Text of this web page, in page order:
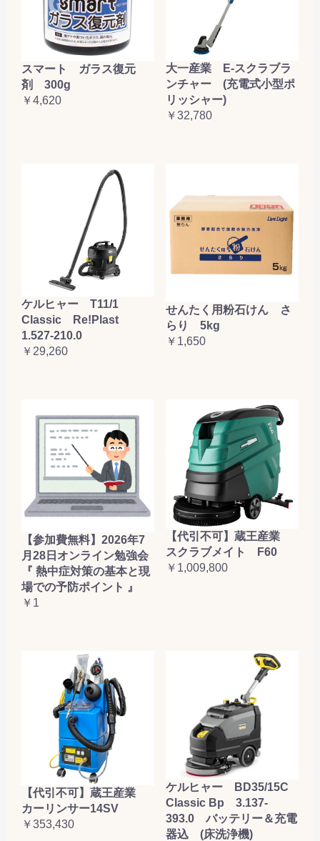
スマート ガラス復元
剤 300g
￥4,620
大一産業 E-スクラブラ
ンチャー (充電式小型ポ
リッシャー)
￥32,780
ケルヒャー T11/1
Classic Re!Plast
1.527-210.0
￥29,260
せんたく用粉石けん さ
らり 5kg
￥1,650
【参加費無料】2026年7
月28日オンライン勉強会
『 熱中症対策の基本と現
場での予防ポイント 』
￥1
【代引不可】蔵王産業
スクラブメイト F60
￥1,009,800
【代引不可】蔵王産業
カーリンサー14SV
￥353,430
ケルヒャー BD35/15C
Classic Bp 3.137-
393.0 バッテリー＆充電
器込 (床洗浄機)